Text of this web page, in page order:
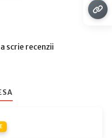
scrie recenzii